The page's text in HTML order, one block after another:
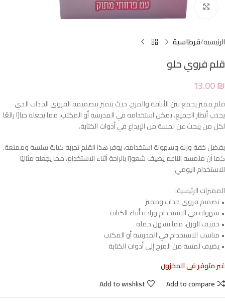
Click to enlarge
الرئيسية قرطاسية
قلم فروي حلو
13.00₪
قلم مميز يجمع بين الأناقة والمرح، حيث يتميز بتصميمه الفروي الجذاب الذي
يجذب أنظار الجميع. يمكن استخدامه في المدرسة أو المكتب، مما يجعله خيارًا رائعًا
لكل من يبحث عن لمسة من الإبداع في أدوات الكتابة.
بفضل خفة وزنه وسهولة استخدامه، يوفر هذا القلم تجربة كتابة سلسة وممتعة.
كما أن ملمسه الناعم يضيف شعورًا بالراحة أثناء الاستخدام، مما يجعله مثاليًا
للاستخدام اليومي.
المميزات الرئيسية:
• تصميم فروي جذاب ومميز
• سهولة في الاستخدام وراحة أثناء الكتابة
• خفيف الوزن، مما يسهل حمله
• مناسب للاستخدام في المدرسة أو المكتب
• يضيف لمسة من المرح إلى أدوات الكتابة
غير متوفر في المخزون
Add to compare
Add to wishlist